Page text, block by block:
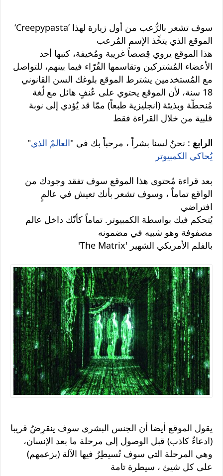
‘Creepypasta’ سوف تشعر بالرُّعب من أول زيارة لهذا
الموقع الذي يتخِّذ الإسم المُرعب
هذا الموقع يروي قِصصاً غريبة ومُخيفة، كتبها أحد
الأعضاء المُشتركين وتقاسمها القُرّاء فيما بينهم، للتواصل
مع المُستخدمين يشترط الموقع بلوغك السن القانوني
18 سنة، لأن الموقع يحتوي على عُنفٍ هائل مع لُغة
مُنحطّة وبذيئة (انجليزية طبعاً) ممّا قد يُؤدي إلى نوبة
قلبية من خلال القراءة فقط
" الرابع : نحنُ لسنا بشراً ، مرحباً بك في "العالمٌ الذي
يُحاكي الكمبيوتر
بعد قراءة مُحتوى هذا الموقع سوف تفقد وجودك من
الواقع تماماٌ ، وسوف تشعر بأنك تعيش في عالمٍ
افتراضي
يُتحكم فيك بواسطة الكمبيوتر. تماماً كأنّك داخل عالم
مصفوفة وهو شبيه في مضمونه
'The Matrix' بالفلم الأمريكي الشهير
يقول الموقع أيضا أن الجنس البشري سوف ينقرِضُ قريبا
(ادعاءٌ كاذب) قبل الوصول إلى مرحلة ما بعد الإنسان،
وهي المرحلة التي سوف تُسيطِرُ فيها الآلة (بزعمهم)
على كل شيئ ، سيطرة تامة